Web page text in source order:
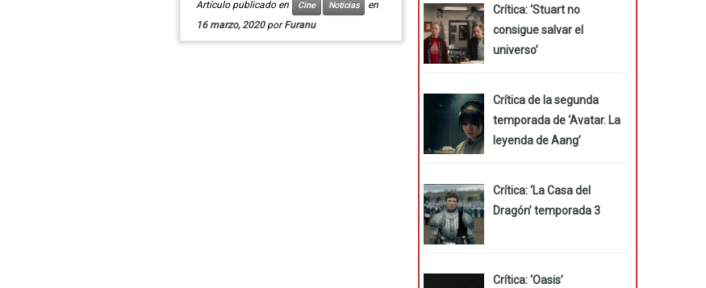
Artículo publicado en Cine Noticias
en
16 marzo, 2020 porFuranu
Crítica: ‘Stuart no
consigue salvar el
universo’
Crítica de la segunda
temporada de ‘Avatar. La
leyenda de Aang’
Crítica: ‘La Casa del
Dragón’ temporada 3
Crítica: ‘Oasis’